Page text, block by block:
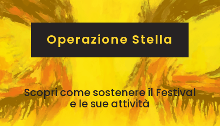
Operazione Stella
Scopri come sostenere il Festival
e le sue attività